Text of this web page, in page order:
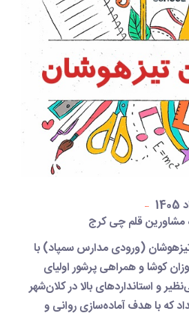
قلم چی کرج
(ورودی مدارس سمپاد) با
و همراهی پرشور اولیای
و استانداردهای بالا در کلان‌شهر
با هدف آماده‌سازی روانی و